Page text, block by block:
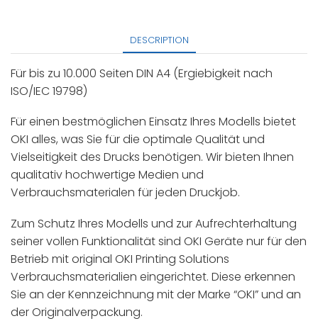
DESCRIPTION
Für bis zu 10.000 Seiten DIN A4 (Ergiebigkeit nach
ISO/IEC 19798)
Für einen bestmöglichen Einsatz Ihres Modells bietet
OKI alles, was Sie für die optimale Qualität und
Vielseitigkeit des Drucks benötigen. Wir bieten Ihnen
qualitativ hochwertige Medien und
Verbrauchsmaterialen für jeden Druckjob.
Zum Schutz Ihres Modells und zur Aufrechterhaltung
seiner vollen Funktionalität sind OKI Geräte nur für den
Betrieb mit original OKI Printing Solutions
Verbrauchsmaterialien eingerichtet. Diese erkennen
Sie an der Kennzeichnung mit der Marke “OKI” und an
der Originalverpackung.